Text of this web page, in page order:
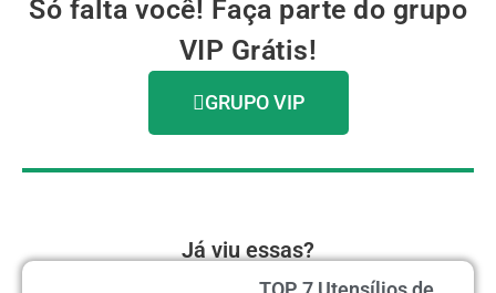
Só falta você! Faça parte do grupo
VIP Grátis!
GRUPO VIP
Já viu essas?